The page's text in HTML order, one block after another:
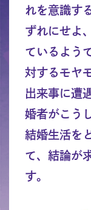
れを意識す
ずれにせよ
ているよう
対するモヤ
出来事に遭
婚者がこう
結婚生活を
て、結論が
す。